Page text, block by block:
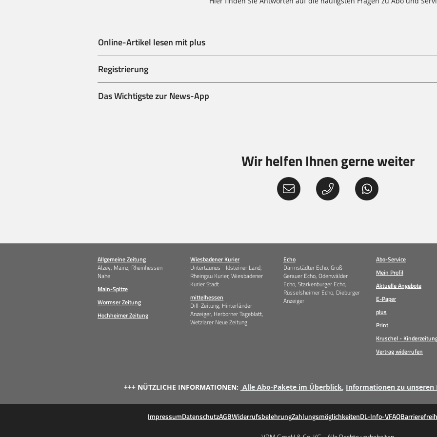
Online-Artikel lesen mit plus
Registrierung
Das Wichtigste zur News-App
Wir helfen Ihnen gerne weiter
Allgemeine Zeitung
Alzey, Mainz, Rheinhessen -
Nahe
Main-Spitze
Wormser Zeitung
Hochheimer Zeitung
Wiesbadener Kurier
Untertaunus - Idsteiner Land,
Rheingau Kurier, Wiesbadener
Kurier Stadt
mittelhessen
Dill-Zeitung, Hinterländer
Anzeiger, Herborner Tageblatt,
Wetzlarer Neue Zeitung
Echo
Darmstädter Echo, Groß-
Gerauer Echo, Odenwälder
Echo, Starkenburger Echo,
Rüsselsheimer Echo, Dieburger
Anzeiger
Abo-Service
Mein Profil
Aktuelle Angebote
E-Paper
plus
Print
Kruschel -
Vertrag widerrufen
+++ NÜTZLICHE INFORMATIONEN: Alle Abo-Pakete im Überblick, Informationen zu
ImpressumDatenschutzAGBWiderrufsbelehrungZahlungsmöglichkeitenDL-Info-VFAQ